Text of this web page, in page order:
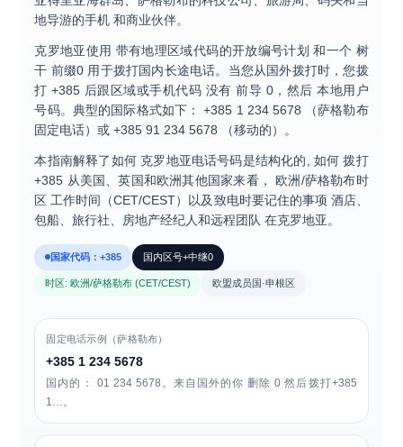
地导游的手机 和商业伙伴。
克罗地亚使用 带有地理区域代码的开放编号计划 和一个 树
干 前缀0 用于拨打国内长途电话。当您从国外拨打时，您拨
打+385 后跟区域或手机代码 没有 前导 0，然后 本地用户
号码。典型的国际格式如下：+385 1 234 5678 （萨格勒布
固定电话）或+385 91 234 5678 （移动的）。
本指南解释了如何 克罗地亚电话号码是结构化的 , 如何拨打
+385 从美国、英国和欧洲其他国家来看，欧洲/萨格勒布时
区 工作时间（CET/CEST）以及致电时要记住的事项 酒店、
包船、旅行社、房地产经纪人和远程团队 在克罗地亚。
国家代码：+385 国内区号+中继0
时区: 欧洲/萨格勒布 (CET/CEST) 欧盟成员国·申根区
固定电话示例（萨格勒布）
+385 1 234 5678
国内的： 01 234 5678 。来自国外的你删除 0 然后拨打+385
1…。